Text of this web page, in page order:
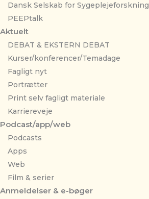
Dansk Selskab for Sygeplejeforskning
PEEPtalk
Aktuelt
DEBAT & EKSTERN DEBAT
Kurser/konferencer/Temadage
Fagligt nyt
Portrætter
Print selv fagligt materiale
Karriereveje
Podcast/app/web
Podcasts
Apps
Web
Film & serier
Anmeldelser & e-bøger